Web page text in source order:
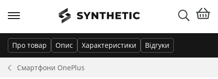
Смартфони OnePlus
Про товар Опис Характеристики Відгуки